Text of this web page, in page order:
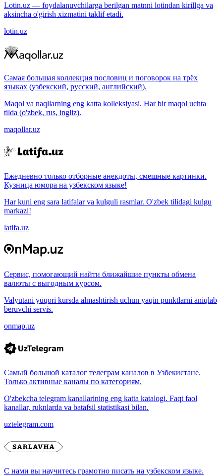
Lotin.uz — foydalanuvchilarga berilgan matnni lotindan kirillga va
aksincha o'girish xizmatini taklif etadi.
lotin.uz
Самая большая коллекция пословиц и поговорок на трёх
языках (узбекский, русский, английский).
Maqol va naqllarning eng katta kolleksiyasi. Har bir maqol uchta
tilda (o'zbek, rus, ingliz).
maqollar.uz
Ежедневно только отборные анекдоты, смешные картинки.
Кузница юмора на узбекском языке!
Har kuni eng sara latifalar va kulguli rasmlar. O'zbek tilidagi kulgu
markazi!
latifa.uz
Сервис, помогающий найти ближайшие пункты обмена
валюты с выгодным курсом.
Valyutani yuqori kursda almashtirish uchun yaqin punktlarni aniqlab
beruvchi servis.
onmap.uz
Самый большой каталог телеграм каналов в Узбекистане.
Только активные каналы по категориям.
O'zbekcha telegram kanallarining eng katta katalogi. Faqt faol
kanallar, ruknlarda va batafsil statistikasi bilan.
uztelegram.com
С нами вы научитесь грамотно писать на узбекском языке.